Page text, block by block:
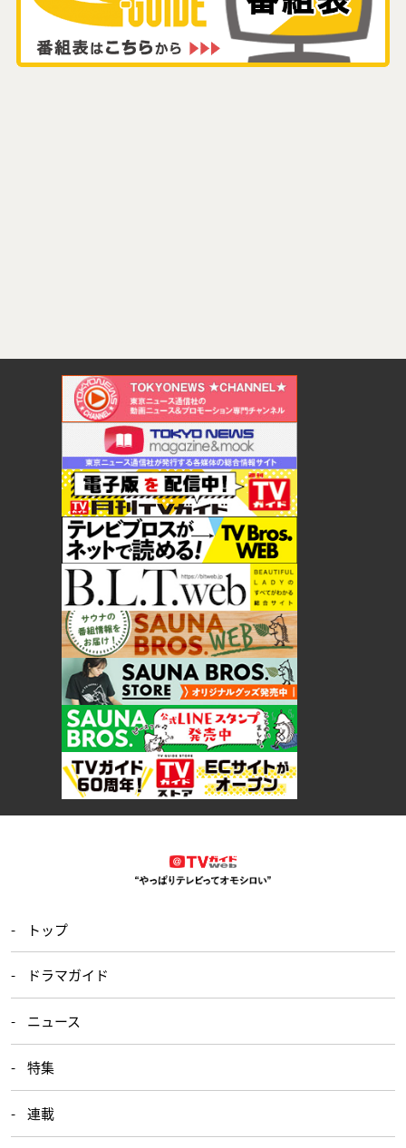
トップ
ドラマガイド
ニュース
特集
連載